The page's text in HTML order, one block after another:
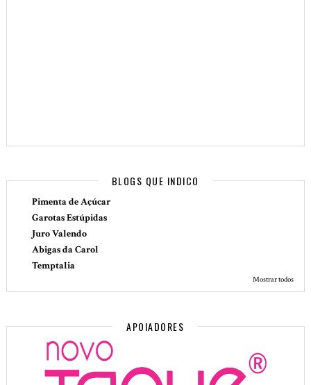
BLOGS QUE INDICO
Pimenta de Açúcar
Garotas Estúpidas
Juro Valendo
Abigas da Carol
Temptalia
Mostrar todos
APOIADORES